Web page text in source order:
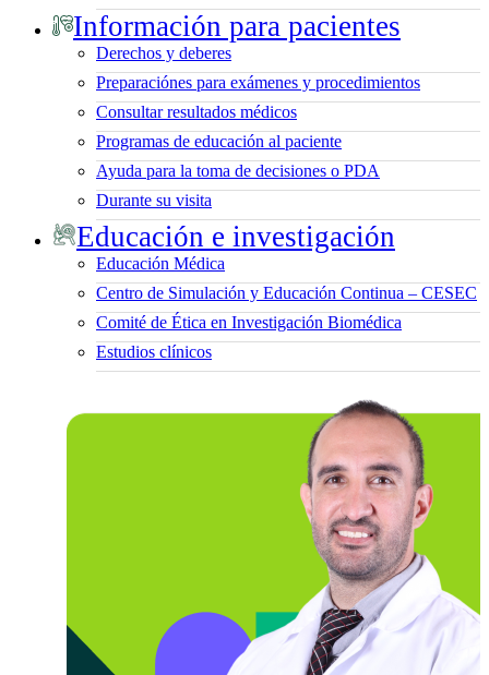
Información para pacientes
Derechos y deberes
Preparaciónes para exámenes y procedimientos
Consultar resultados médicos
Programas de educación al paciente
Ayuda para la toma de decisiones o PDA
Durante su visita
Educación e investigación
Educación Médica
Centro de Simulación y Educación Continua – CESEC
Comité de Ética en Investigación Biomédica
Estudios clínicos